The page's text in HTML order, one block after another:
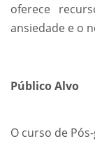
oferece
ansiedade e o
Público Alvo
O curso de